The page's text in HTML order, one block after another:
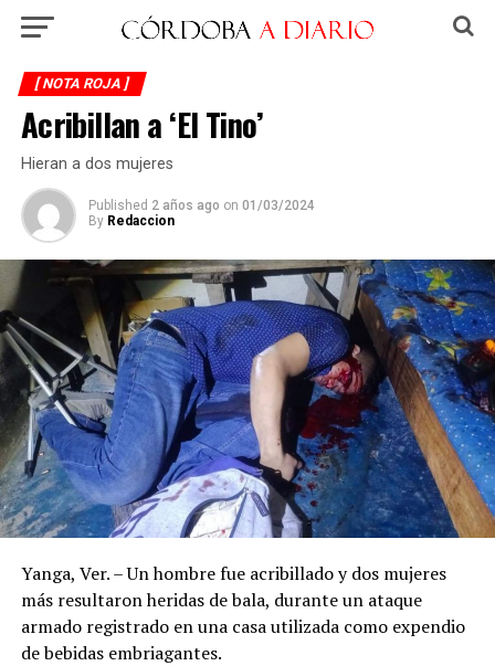
[ NOTA ROJA ]
Acribillan a ‘El Tino’
Hieran a dos mujeres
Published 2 años ago on 01/03/2024
By Redaccion
Yanga, Ver. – Un hombre fue acribillado y dos mujeres
más resultaron heridas de bala, durante un ataque
armado registrado en una casa utilizada como expendio
de bebidas embriagantes.